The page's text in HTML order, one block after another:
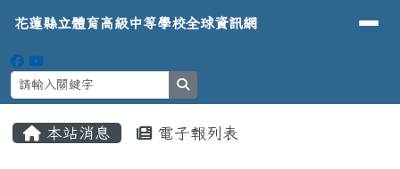
花蓮縣立體育高級中等學校全球資
導覽列
花蓮縣立體育高級中等學校全球資訊網
本站消息 電子報列表